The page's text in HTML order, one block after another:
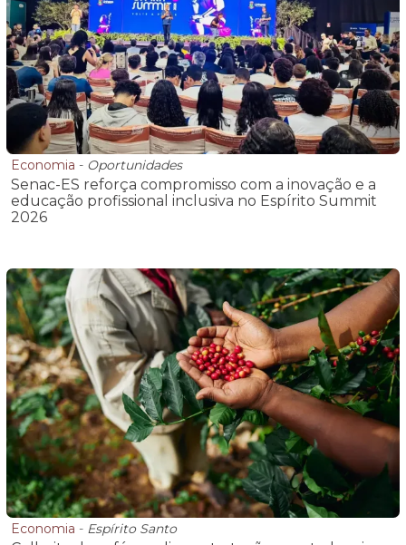
Economia - Oportunidades
Senac-ES reforça compromisso com a inovação e a
educação profissional inclusiva no Espírito Summit
2026
Economia - Espírito Santo